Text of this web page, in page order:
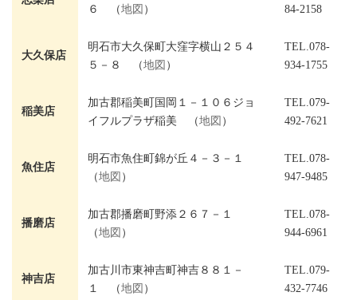
６ （地図 ）
84-2158
大久保店
明石市大久保町大窪字横山２５４
５－８ （地図 ）
TEL.078-
934-1755
稲美店
加古郡稲美町国岡１－１０６ジョ
イフルプラザ稲美 （地図 ）
TEL.079-
492-7621
魚住店
明石市魚住町錦が丘４－３－１
（地図 ）
TEL.078-
947-9485
播磨店
加古郡播磨町野添２６７－１
（地図 ）
TEL.078-
944-6961
神吉店
加古川市東神吉町神吉８８１－
１ （地図 ）
TEL.079-
432-7746